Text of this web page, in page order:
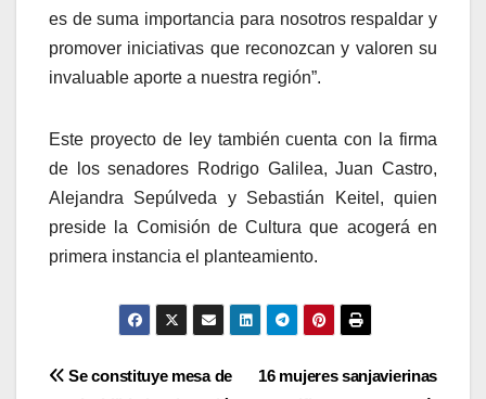
es de suma importancia para nosotros respaldar y
promover iniciativas que reconozcan y valoren su
invaluable aporte a nuestra región”.
Este proyecto de ley también cuenta con la firma
de los senadores Rodrigo Galilea, Juan Castro,
Alejandra Sepúlveda y Sebastián Keitel, quien
preside la Comisión de Cultura que acogerá en
primera instancia el planteamiento.
Navegación
16 mujeres sanjavierinas
Se constituye mesa de